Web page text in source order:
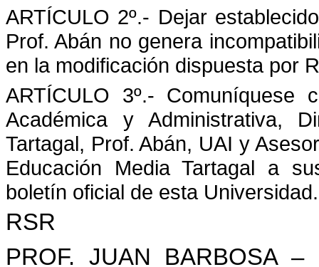
ARTÍCULO 2º.- Dejar
Prof. Abán no genera
en la modificación dispuesta por
ARTÍCULO 3º.-
Académica y Administrativa,
Tartagal, Prof. Abán, UAI y
Educación Media Tartagal a
boletín oficial de esta Universidad.
RSR
PROF. JUAN BARBOSA